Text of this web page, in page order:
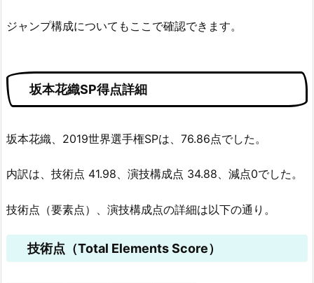
ジャンプ構成についてもここで確認できます。
坂本花織SP得点詳細
坂本花織、2019世界選手権SPは、76.86点でした。
内訳は、技術点 41.98、演技構成点 34.88、減点0でした。
技術点（要素点）、演技構成点の詳細は以下の通り。
技術点（Total Elements Score）